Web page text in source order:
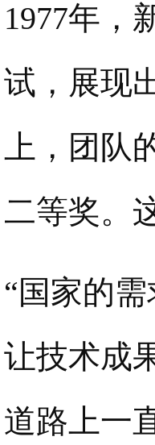
1977年，
试，展现
上，团队
二等奖。
“国家的
让技术成
道路上一